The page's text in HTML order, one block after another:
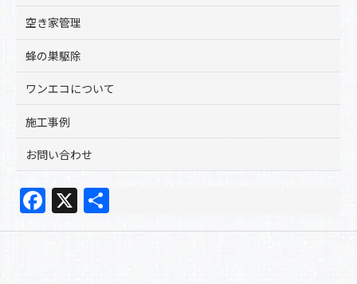
空き家管理
蜂の巣駆除
ワンエコについて
施工事例
お問い合わせ
F
a
X
有